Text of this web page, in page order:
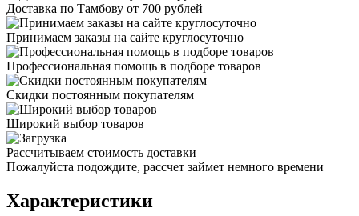
Доставка по Тамбову от 700 рублей
Принимаем заказы на сайте круглосуточно
Профессиональная помощь в подборе товаров
Скидки постоянным покупателям
Широкий выбор товаров
Рассчитываем стоимость доставки
Пожалуйста подождите, рассчет займет немного времени
Характеристики